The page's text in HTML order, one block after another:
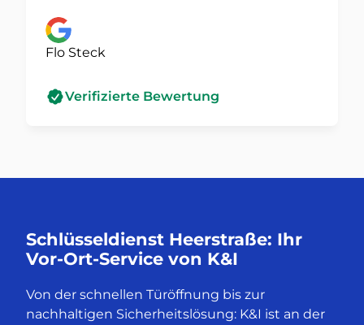
Flo Steck
Verifizierte Bewertung
Schlüsseldienst Heerstraße: Ihr
Vor-Ort-Service von K&I
Von der schnellen Türöffnung bis zur
nachhaltigen Sicherheitslösung: K&I ist an der